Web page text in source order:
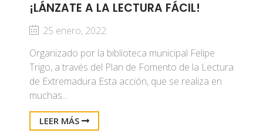
¡LÁNZATE A LA LECTURA FÁCIL!
25 enero, 2022
Organizado por la biblioteca municipal Felipe
Trigo, a través del Plan de Fomento de la Lectura
de Extremadura Esta acción, que se realiza en
muchas...
LEER MÁS